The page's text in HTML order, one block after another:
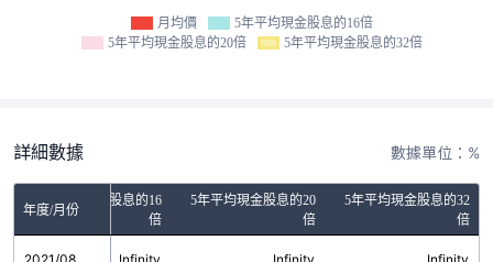
月均價
5年平均現金股息的16倍
5年平均現金股息的20倍
5年平均現金股息的32倍
詳細數據 數據單位：%
年度/月份
5年平均現金股息的16
倍
5年平均現金股息的20
倍
5年平均現金股息的32
倍